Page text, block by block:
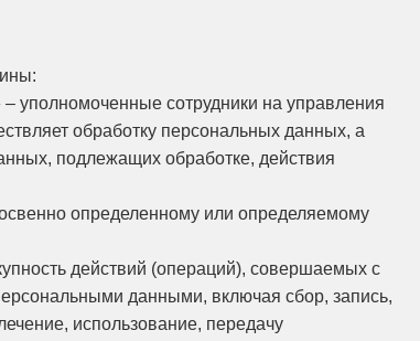
уполномоченные сотрудники на управления
обработку персональных данных, а
подлежащих обработке, действия
определенному или определяемому
действий (операций), совершаемых с
данными, включая сбор, запись,
использование, передачу